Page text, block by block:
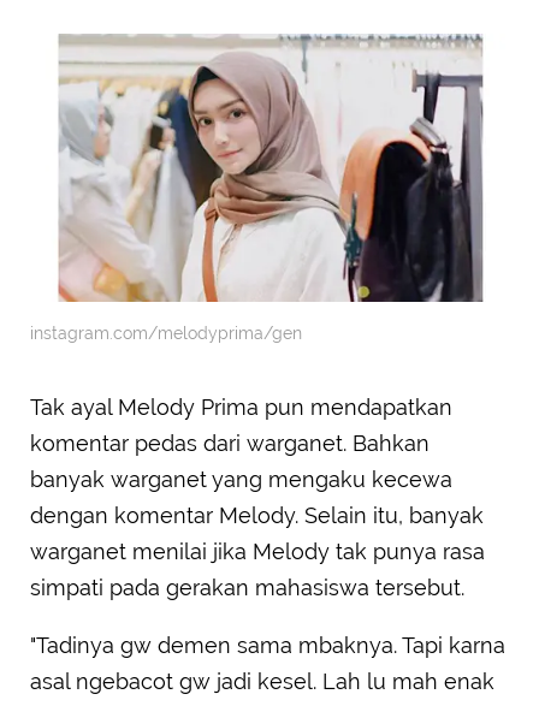
instagram.com/melodyprima/gen
Tak ayal Melody Prima pun mendapatkan
komentar pedas dari warganet. Bahkan
banyak warganet yang mengaku kecewa
dengan komentar Melody. Selain itu, banyak
warganet menilai jika Melody tak punya rasa
simpati pada gerakan mahasiswa tersebut.
"Tadinya gw demen sama mbaknya. Tapi karna
asal ngebacot gw jadi kesel. Lah lu mah enak